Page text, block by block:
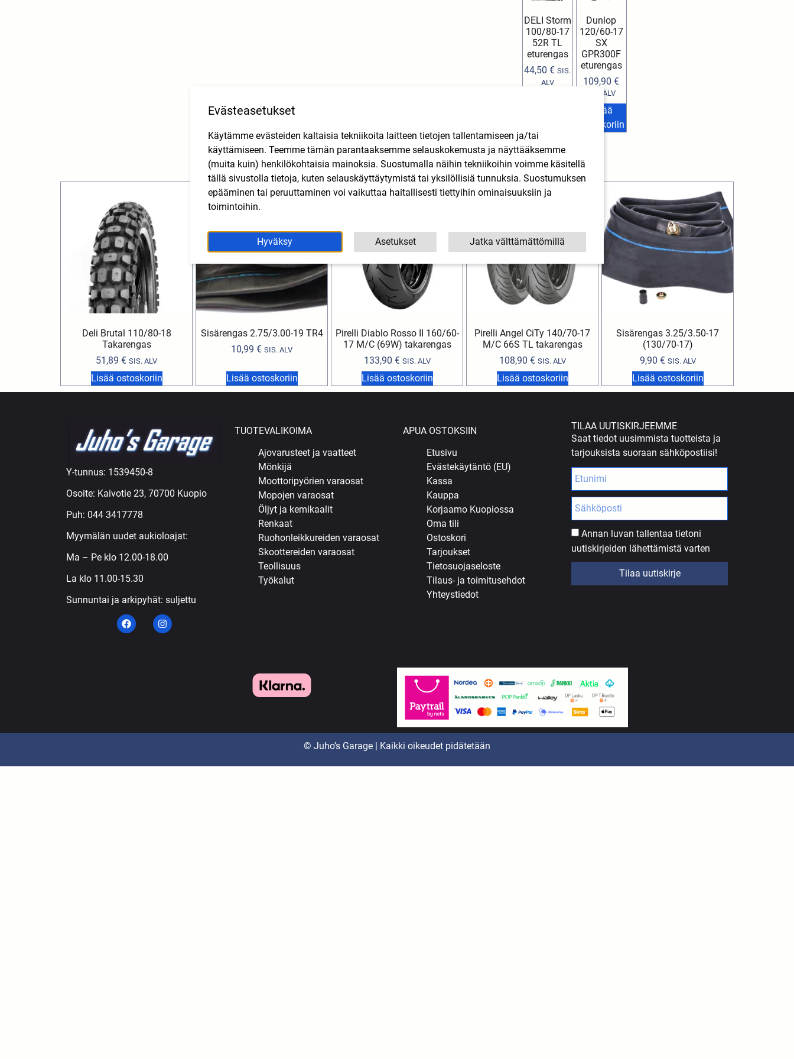
DELI Storm
100/80-17
52R TL
eturengas
44,50€ SIS.
ALV
Dunlop
120/60-17
SX
GPR300F
eturengas
109,90€
SIS. ALV
Lisää
ostoskoriin
Tutustu myös
Deli Brutal 110/80-18
Takarengas
51,89 € SIS. ALV
Lisää ostoskoriin
Sisärengas 2.75/3.00-19 TR4
10,99 € SIS. ALV
Lisää ostoskoriin
Pirelli Diablo Rosso II 160/60-
17 M/C (69W) takarengas
133,90 € SIS. ALV
Lisää ostoskoriin
Pirelli Angel CiTy 140/70-17
M/C 66S TL takarengas
108,90 € SIS. ALV
Lisää ostoskoriin
Sisärengas 3.25/3.50-17
(130/70-17)
9,90 € SIS. ALV
Lisää ostoskoriin
Y-tunnus: 1539450-8
Osoite: Kaivotie 23, 70700 Kuopio
Puh: 044 3417778
Myymälän uudet aukioloajat:
Ma – Pe klo 12.00-18.00
La klo 11.00-15.30
Sunnuntai ja arkipyhät: suljettu
TUOTEVALIKOIMA
Ajovarusteet ja vaatteet
Mönkijä
Moottoripyörien varaosat
Mopojen varaosat
Öljyt ja kemikaalit
Renkaat
Ruohonleikkureiden varaosat
Skoottereiden varaosat
Teollisuus
Työkalut
APUA OSTOKSIIN
Etusivu
Evästekäytäntö (EU)
Kassa
Kauppa
Korjaamo Kuopiossa
Oma tili
Ostoskori
Tarjoukset
Tietosuojaseloste
Tilaus- ja toimitusehdot
Yhteystiedot
TILAA UUTISKIRJEEMME
Saat tiedot uusimmista tuotteista ja
tarjouksista suoraan sähköpostiisi!
Annan luvan tallentaa tietoni
uutiskirjeiden lähettämistä varten
Tilaa uutiskirje
© Juho’s Garage | Kaikki oikeudet pidätetään
Evästeasetukset
Käytämme evästeiden kaltaisia tekniikoita laitteen tietojen tallentamiseen ja/tai
käyttämiseen. Teemme tämän parantaaksemme selauskokemusta ja näyttääksemme
(muita kuin) henkilökohtaisia mainoksia. Suostumalla näihin tekniikoihin voimme käsitellä
tällä sivustolla tietoja, kuten selauskäyttäytymistä tai yksilöllisiä tunnuksia. Suostumuksen
epääminen tai peruuttaminen voi vaikuttaa haitallisesti tiettyihin ominaisuuksiin ja
toimintoihin.
Hyväksy Asetukset Jatka välttämättömillä